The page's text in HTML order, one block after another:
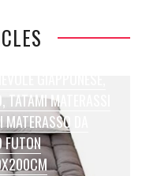
MATERASSI
​DA
FUTON